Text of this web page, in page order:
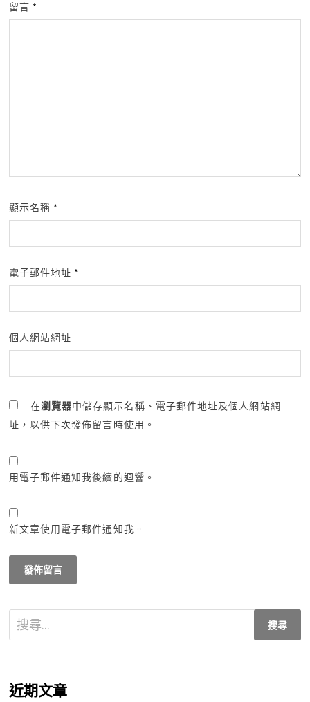
留言 *
顯示名稱 *
電子郵件地址 *
個人網站網址
在瀏覽器中儲存顯示名稱、電子郵件地址及個人網站網
址，以供下次發佈留言時使用。
用電子郵件通知我後續的迴響。
新文章使用電子郵件通知我。
搜
尋
字:
近期文章